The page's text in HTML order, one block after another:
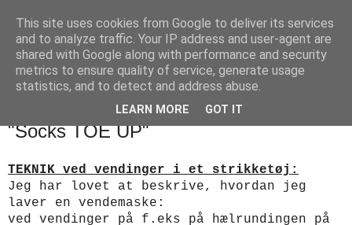
designstrik.dk
.... en side om en yndlingsbeskæftigelse: håndstrik
"Socks TOE UP"
TEKNIK ved vendinger i et strikketøj:
Jeg har lovet at beskrive, hvordan jeg
laver en vendemaske:
ved vendinger på f.eks på hælrundingen på
This site uses cookies from Google to deliver its services
and to analyze traffic. Your IP address and user-agent are
shared with Google along with performance and security
metrics to ensure quality of service, generate usage
statistics, and to detect and address abuse.
LEARN MORE GOT IT